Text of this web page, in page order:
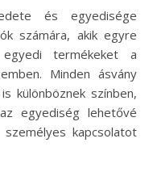
és egyedisége
számára, akik egyre
termékeket a
Minden ásvány
különböznek színben,
egyediség lehetővé
kapcsolatot